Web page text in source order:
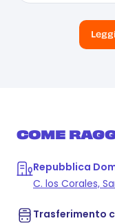
COME
Repubblica
C. los Corales,
Trasferimento